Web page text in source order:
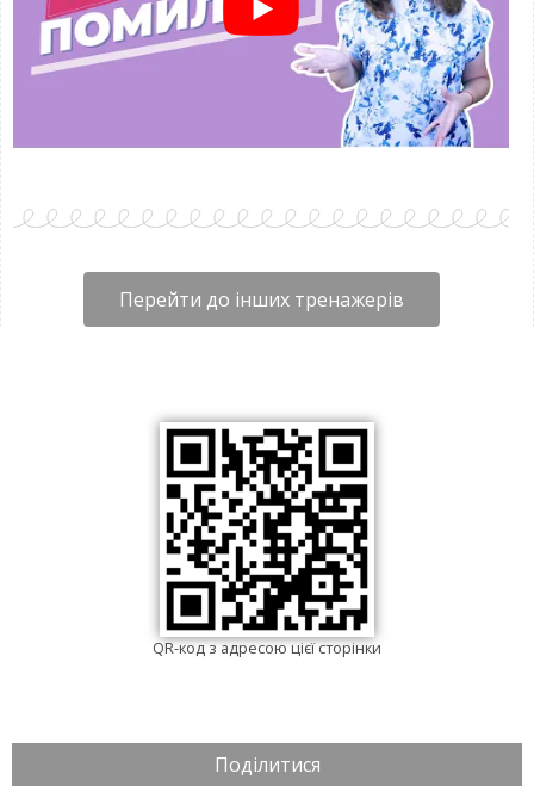
Перейти до інших тренажерів
QR-код з адресою цієї сторінки
Поділитися